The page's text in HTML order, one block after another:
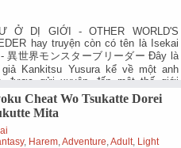
Ở DỊ GIỚI - OTHER WORLD'S
hay truyện còn có tên là Isekai
異世界モンスターブリーダー Đây là
Kankitsu Yusura kể về một anh
được gửi xuyên đến một thế giới
ban cho một chức nghiệp…
Cheat Wo Tsukatte Dorei
Mita
, Harem ,Adventure ,Adult Light